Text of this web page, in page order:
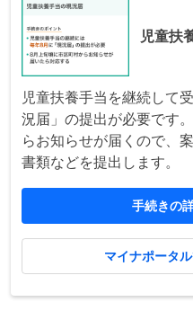
児童扶
児童扶養手当を継続して
況届」の提出が必要です
らお知らせが届くので、
書類などを提出します。
手続きの
マイナポータ